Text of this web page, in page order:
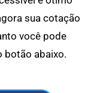
sua cotação
você pode
botão abaixo.